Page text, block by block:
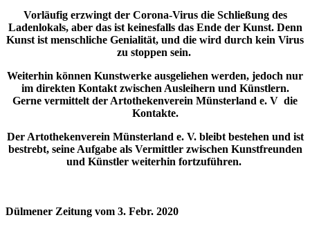
Vorläufig erzwingt der Corona-Virus die Schließung des
Ladenlokals, aber das ist keinesfalls das Ende der Kunst. Denn
Kunst ist menschliche Genialität, und die wird durch kein Virus
zu stoppen sein.
Weiterhin können Kunstwerke ausgeliehen werden, jedoch nur
im direkten Kontakt zwischen Ausleihern und Künstlern.
Gerne vermittelt der Artothekenverein Münsterland e. V die
Kontakte.
Der Artothekenverein Münsterland e. V. bleibt bestehen und ist
bestrebt, seine Aufgabe als Vermittler zwischen Kunstfreunden
und Künstler weiterhin fortzuführen.
Dülmener Zeitung vom 3. Febr. 2020